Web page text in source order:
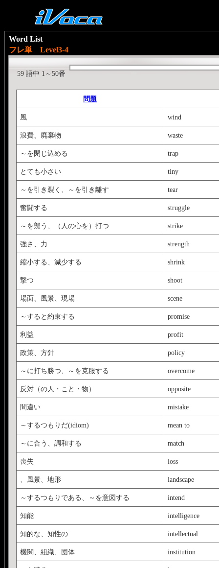
Word List
フレ単 Level3-4
59 語中 1～50番
問題
風 wind
浪費、廃棄物 waste
～を閉じ込める trap
とても小さい tiny
～を引き裂く、～を引き離す tear
奮闘する struggle
～を襲う、（人の心を）打つ strike
強さ、力 strength
縮小する、減少する shrink
撃つ shoot
場面、風景、現場 scene
～すると約束する promise
利益 profit
政策、方針 policy
～に打ち勝つ、～を克服する overcome
反対（の人・こと・物） opposite
間違い mistake
～するつもりだ(idiom) mean to
～に合う、調和する match
喪失 loss
、風景、地形 landscape
～するつもりである、～を意図する intend
知能 intelligence
知的な、知性の intellectual
機関、組織、団体 institution